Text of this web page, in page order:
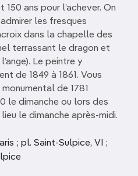
ans pour l’achever. On
les fresques
dans la chapelle des
terrassant le dragon et
Le peintre y
de 1849 à 1861. Vous
de 1781
le dimanche ou lors des
le dimanche après-midi.
; pl. Saint-Sulpice, VI ;